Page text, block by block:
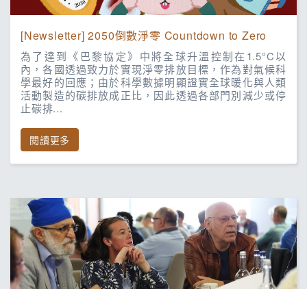
[Newsletter] 2050倒數淨零 Countdown to Zero
為了達到《巴黎協定》中將全球升溫控制在1.5°C以
內，各國透過致力於實現淨零排放目標，作為對氣候科
學最好的回應；由於科學數據明顯證實全球暖化與人類
活動製造的碳排放成正比，因此透過各部門別減少或停
止碳排...
閱讀更多